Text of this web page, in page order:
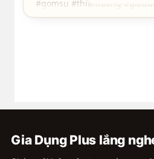
#gomsu #thiamuong
#ongdungnia #hot #giare
Gia Dụng Plus lắng